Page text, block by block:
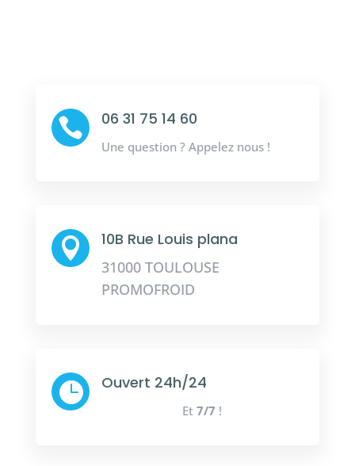
 06 31 75 14 60
Une question ? Appelez nous !
 10B Rue Louis plana
31000 TOULOUSE
PROMOFROID
 Ouvert 24h/24
Et7/7 !